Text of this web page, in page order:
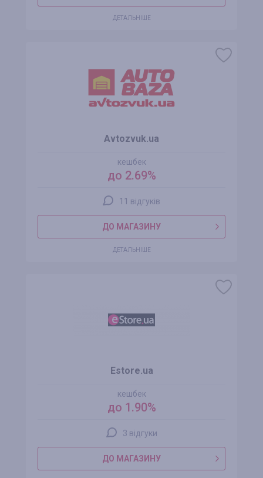
ДЕТАЛЬНІШЕ
Avtozvuk.ua
кешбек
до 2.69%
11 відгуків
ДО МАГАЗИНУ
ДЕТАЛЬНІШЕ
Estore.ua
кешбек
до 1.90%
3 відгуки
ДО МАГАЗИНУ